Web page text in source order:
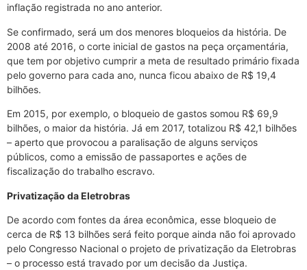
inflação registrada no ano anterior.
Se confirmado, será um dos menores bloqueios da história. De
2008 até 2016, o corte inicial de gastos na peça orçamentária,
que tem por objetivo cumprir a meta de resultado primário fixada
pelo governo para cada ano, nunca ficou abaixo de R$ 19,4
bilhões.
Em 2015, por exemplo, o bloqueio de gastos somou R$ 69,9
bilhões, o maior da história. Já em 2017, totalizou R$ 42,1 bilhões
– aperto que provocou a paralisação de alguns serviços
públicos, como a emissão de passaportes e ações de
fiscalização do trabalho escravo.
Privatização da Eletrobras
De acordo com fontes da área econômica, esse bloqueio de
cerca de R$ 13 bilhões será feito porque ainda não foi aprovado
pelo Congresso Nacional o projeto de privatização da Eletrobras
– o processo está travado por um decisão da Justiça.